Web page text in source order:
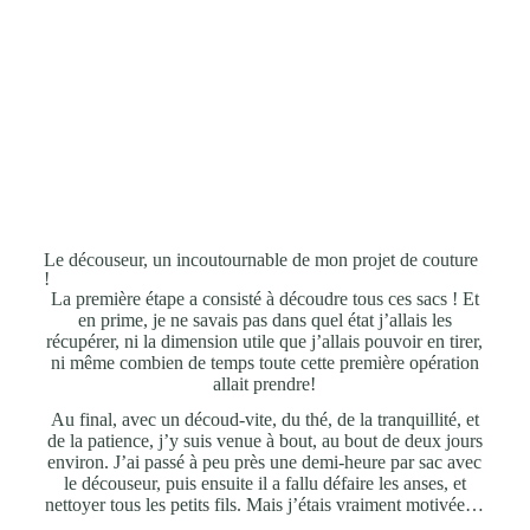
Le découseur, un incoutournable de mon projet de couture
!
La première étape a consisté à découdre tous ces sacs ! Et
en prime, je ne savais pas dans quel état j’allais les
récupérer, ni la dimension utile que j’allais pouvoir en tirer,
ni même combien de temps toute cette première opération
allait prendre!
Au final, avec un découd-vite, du thé, de la tranquillité, et
de la patience, j’y suis venue à bout, au bout de deux jours
environ. J’ai passé à peu près une demi-heure par sac avec
le découseur, puis ensuite il a fallu défaire les anses, et
nettoyer tous les petits fils. Mais j’étais vraiment motivée…